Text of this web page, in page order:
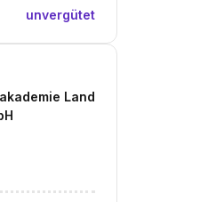
unvergütet
Land